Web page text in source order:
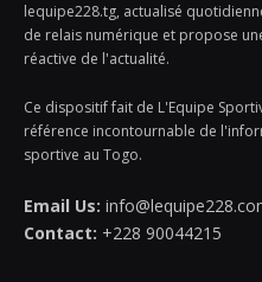
lequipe228.tg, actualisé
de relais numérique et propose
réactive de l'actualité.
Ce dispositif fait de L'Equipe
référence incontournable de
sportive au Togo.
Email Us:
Contact: +228 90044215